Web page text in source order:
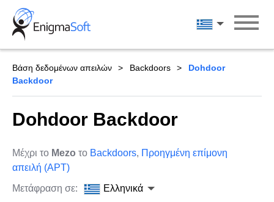
Skip
content
Ελληνικά
Βάση δεδομένων απειλών Backdoors
Dohdoor
Backdoor
Dohdoor Backdoor
Μέχρι το Mezo το Backdoors, Προηγμένη επίμονη
απειλή (APT)
Μετάφραση σε:
Ελληνικά